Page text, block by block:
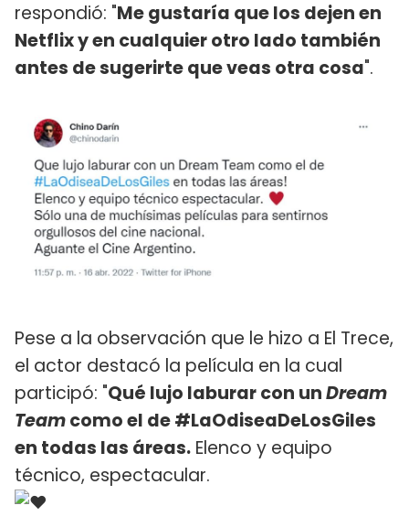
respondió: "Me gustaría que los dejen en
Netflix y en cualquier otro lado también
antes de sugerirte que veas otra cosa".
Pese a la observación que le hizo a El Trece,
el actor destacó la película en la cual
participó: "Qué lujo laburar con unDream
Teamcomo el de #LaOdiseaDeLosGiles
en todas las áreas. Elenco y equipo
técnico, espectacular.